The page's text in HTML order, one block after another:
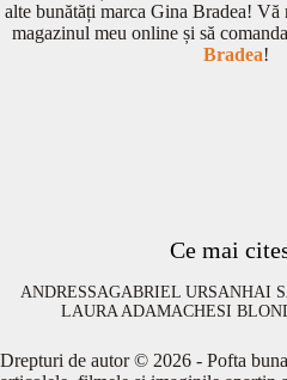
alte bunătăți marca Gina Bradea! Vă
magazinul meu online și să
Bradea!
Ce mai
ANDRESSAGABRIEL URSANHAI
LAURA ADAMACHESI
Drepturi de autor © 2026 - Pofta